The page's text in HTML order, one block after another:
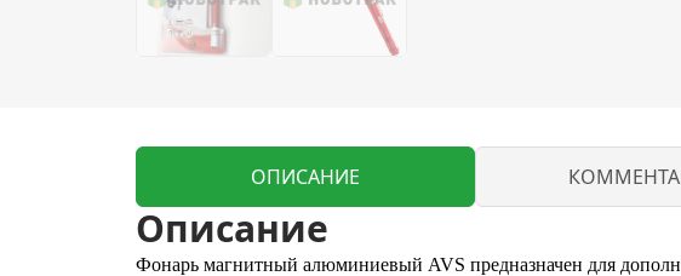
ОПИСАНИЕ
Описание
Фонарь магнитный алюминиевый AVS предназначен для